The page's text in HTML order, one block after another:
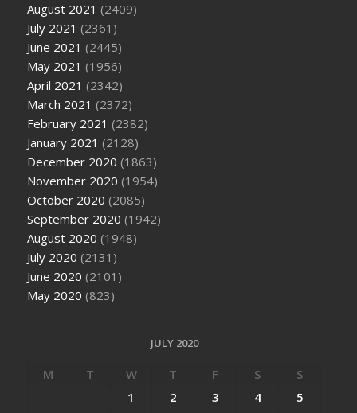
August 2021 (2409)
July 2021 (2361)
June 2021 (2445)
May 2021 (1956)
April 2021 (2342)
March 2021 (2372)
February 2021 (2382)
January 2021 (2128)
December 2020 (1863)
November 2020 (1954)
October 2020 (2085)
September 2020 (1942)
August 2020 (1948)
July 2020 (2131)
June 2020 (2101)
May 2020 (823)
JULY 2020
M T W T F S
S
1
2 3 4 5